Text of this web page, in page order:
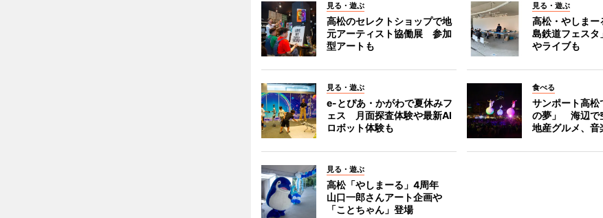
見る・遊ぶ
高松のセレクトショップで地
元アーティスト協働展 参加
型アートも
見る・遊ぶ
高松・やしまー
島鉄道フェス
やライブも
見る・遊ぶ
e-とぴあ・かがわで夏休みフ
ェス 月面探査体験や最新AI
ロボット体験も
食べる
サンポート高松
の夢」 海辺で
地産グルメ、音
見る・遊ぶ
高松「やしまーる」4周年
山口一郎さんアート企画や
「ことちゃん」登場